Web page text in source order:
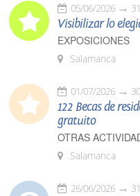
05/06/2026
Visibilizar lo
EXPOSICIONES
Salamanca
01/07/2026
122 Becas de
gratuito
OTRAS
Salamanca
26/06/2026